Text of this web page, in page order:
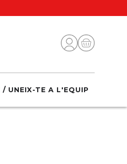
/ UNEIX-TE A L'EQUIP